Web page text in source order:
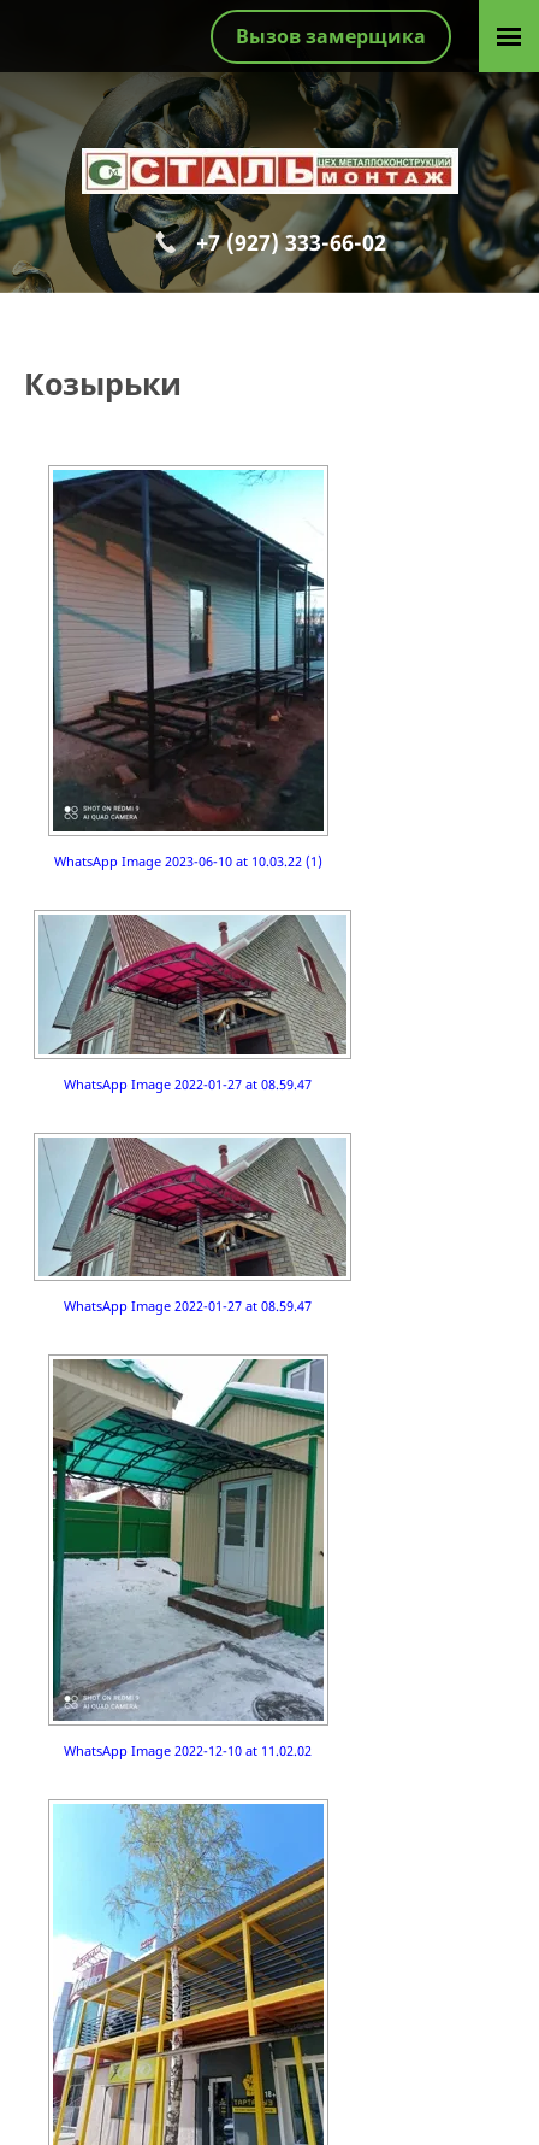
Вызов замерщика
+7 (927) 333-66-02
Козырьки
WhatsApp Image 2023-06-10 at 10.03.22 (1)
WhatsApp Image 2022-01-27 at 08.59.47
WhatsApp Image 2022-01-27 at 08.59.47
WhatsApp Image 2022-12-10 at 11.02.02